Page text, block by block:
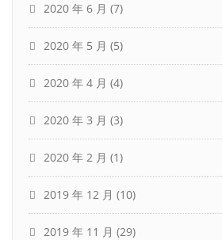
2020 年 6 月 (7)
2020 年 5 月 (5)
2020 年 4 月 (4)
2020 年 3 月 (3)
2020 年 2 月 (1)
2019 年 12 月 (10)
2019 年 11 月 (29)